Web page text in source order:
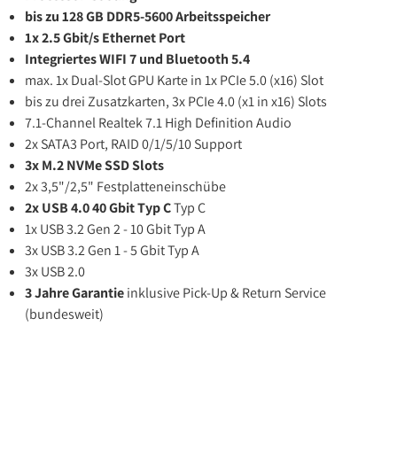
bis zu 128 GB DDR5-5600 Arbeitsspeicher
1x 2.5 Gbit/s Ethernet Port
Integriertes WIFI 7 und Bluetooth 5.4
max. 1x Dual-Slot GPU Karte in 1x PCIe 5.0 (x16) Slot
bis zu drei Zusatzkarten, 3x PCIe 4.0 (x1 in x16) Slots
7.1-Channel Realtek 7.1 High Definition Audio
2x SATA3 Port, RAID 0/1/5/10 Support
3x M.2 NVMe SSD Slots
2x 3,5"/2,5" Festplatteneinschübe
2x USB 4.0 40 Gbit Typ CTyp C
1x USB 3.2 Gen 2 - 10 Gbit Typ A
3x USB 3.2 Gen 1 - 5 Gbit Typ A
3x USB 2.0
3 Jahre Garantieinklusive Pick-Up & Return Service
(bundesweit)